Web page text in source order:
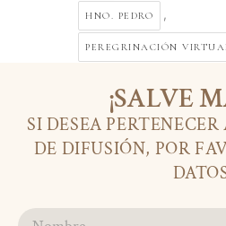
HNO. PEDRO ,
PEREGRINACIÓN
¡SALVE
SI DESEA
DE DIFUSIÓN, POR